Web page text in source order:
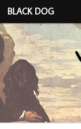
BLACK DOG
IDEEA
CU LIMBA SCOASĂ